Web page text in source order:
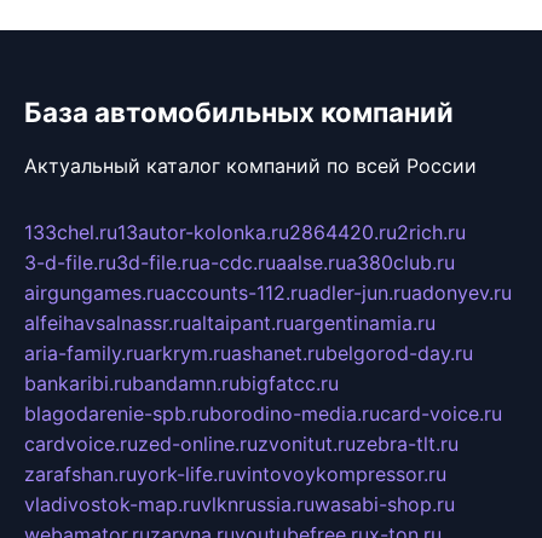
База автомобильных компаний
Актуальный каталог компаний по всей России
133chel.ru13autor-kolonka.ru2864420.ru2rich.ru
3-d-file.ru3d-file.rua-cdc.ruaalse.rua380club.ru
airgungames.ruaccounts-112.ruadler-jun.ruadonyev.ru
alfeihavsalnassr.rualtaipant.ruargentinamia.ru
aria-family.ruarkrym.ruashanet.rubelgorod-day.ru
bankaribi.rubandamn.rubigfatcc.ru
blagodarenie-spb.ruborodino-media.rucard-voice.ru
cardvoice.ruzed-online.ruzvonitut.ruzebra-tlt.ru
zarafshan.ruyork-life.ruvintovoykompressor.ru
vladivostok-map.ruvlknrussia.ruwasabi-shop.ru